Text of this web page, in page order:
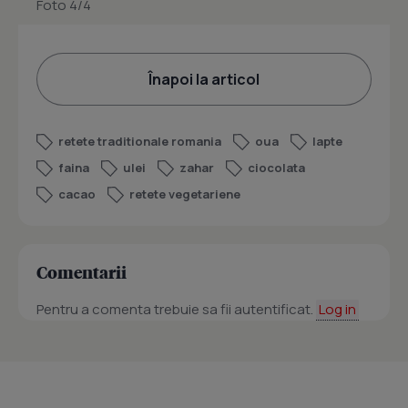
Foto 4/4
Înapoi la articol
retete traditionale romania oua
lapte
faina
ulei zahar
ciocolata
cacao
retete vegetariene
Comentarii
Pentru a comenta trebuie sa fii autentificat. Log in